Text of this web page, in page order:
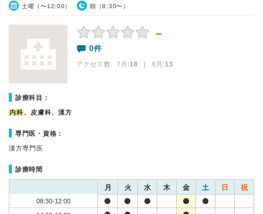
土曜（〜12:00） 朝（8:30〜）
－
0件
アクセス数 7月:18 | 6月:13
診療科目：
内科、皮膚科、漢方
専門医・資格：
漢方専門医
診療時間
月 火 水 木 金 土 日 祝
08:30-12:00